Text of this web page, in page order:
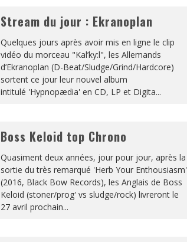
Stream du jour : Ekranoplan
Quelques jours après avoir mis en ligne le clip
vidéo du morceau "Kal’ky:l", les Allemands
d’Ekranoplan (D-Beat/Sludge/Grind/Hardcore)
sortent ce jour leur nouvel album
intitulé 'Hypnopædia' en CD, LP et Digita...
Boss Keloid top Chrono
Quasiment deux années, jour pour jour, après la
sortie du très remarqué 'Herb Your Enthousiasm'
(2016, Black Bow Records), les Anglais de Boss
Keloid (stoner/prog' vs sludge/rock) livreront le
27 avril prochain...